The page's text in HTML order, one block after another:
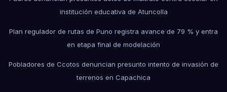
institución educativa de Atuncolla
Plan regulador de rutas de Puno registra avance de 79 % y entra
en etapa final de modelación
Pobladores de Ccotos denuncian presunto intento de invasión de
terrenos en Capachica